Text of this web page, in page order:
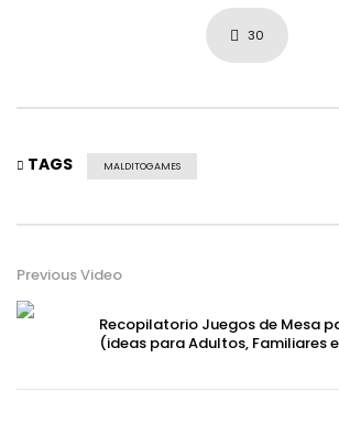
30
TAGS MALDITOGAMES
Previous Video
Recopilatorio Juegos de Mesa
(ideas para Adultos, Familiares